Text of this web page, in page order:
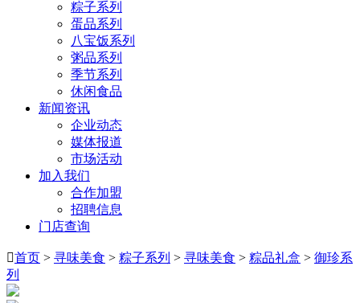
粽子系列
蛋品系列
八宝饭系列
粥品系列
季节系列
休闲食品
新闻资讯
企业动态
媒体报道
市场活动
加入我们
合作加盟
招聘信息
门店查询
首页 > 寻味美食 > 粽子系列 > 寻味美食 > 粽品礼盒 > 御珍系
列